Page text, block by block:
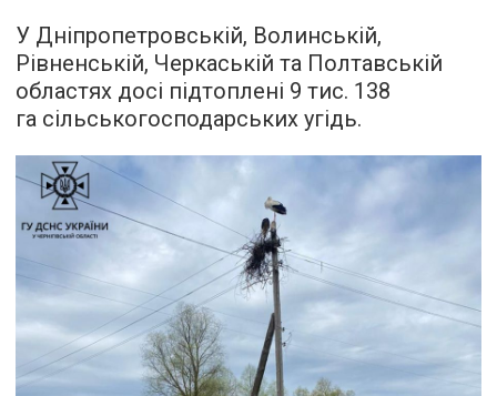
У Дніпропетровській, Волинській,
Рівненській, Черкаській та Полтавській
областях досі підтоплені 9 тис. 138
га сільськогосподарських угідь.